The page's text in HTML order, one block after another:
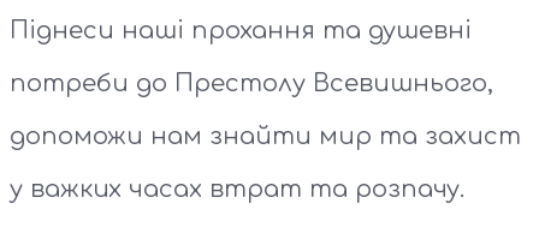
Піднеси наші прохання та душевні
потреби до Престолу Всевишнього,
допоможи нам знайти мир та захист
у важких часах втрат та розпачу.